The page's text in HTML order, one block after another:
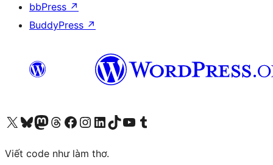
bbPress ↗
BuddyPress ↗
Truy cập tài khoản X (trước đây là Twitter) của chúng tôiVisit our Bluesky account
Visit our Mastodon account
Visit our Threads account
Xem trang Facebook của chúng tôiTruy cập tài khoản Instagram của chúng tôiTruy cập tài khoản LinkedIn của chúng tôiVisit our TikTok account
Truy cập kênh YouTube của chúng tôi Visit our Tumblr account
Viết code như làm thơ.